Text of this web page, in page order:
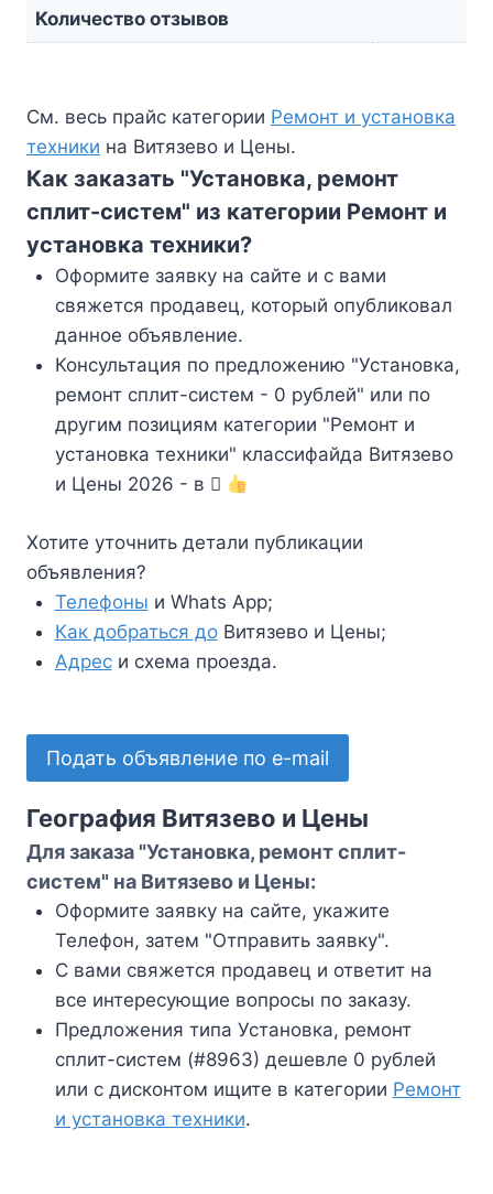
Количество отзывов
См. весь прайс категории Ремонт и установка
техники на Витязево и Цены.
Как заказать "Установка, ремонт
сплит-систем" из категории Ремонт и
установка техники?
Оформите заявку на сайте и с вами
свяжется продавец, который опубликовал
данное объявление.
Консультация по предложению "Установка,
ремонт сплит-систем - 0 рублей" или по
другим позициям категории "Ремонт и
установка техники" классифайда Витязево
и Цены 2026 - в
Хотите уточнить детали публикации
объявления?
Телефоны и Whats App;
Как добраться доВитязево и Цены;
Адреси схема проезда.
Подать объявление по e-mail
География Витязево и Цены
Для заказа "Установка, ремонт сплит-
систем" на Витязево и Цены:
Оформите заявку на сайте, укажите
Телефон, затем "Отправить заявку".
С вами свяжется продавец и ответит на
все интересующие вопросы по заказу.
Предложения типа Установка, ремонт
сплит-систем (#8963) дешевле 0 рублей
или с дисконтом ищите в категории Ремонт
и установка техники.